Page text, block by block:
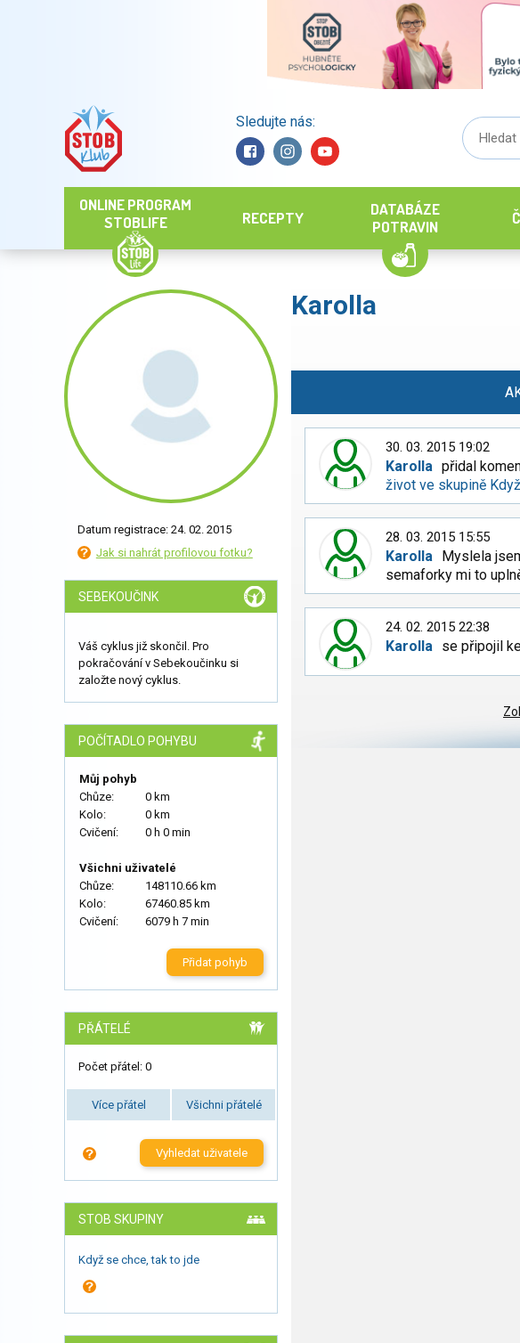
Sledujte nás:
ONLINE PROGRAM
STOBLIFE
RECEPTY
DATABÁZE
POTRAVIN
Datum registrace: 24. 02. 2015
Jak si nahrát profilovou fotku?
SEBEKOUČINK
Váš cyklus již skončil. Pro
pokračování v Sebekoučinku si
založte nový cyklus.
POČÍTADLO POHYBU
Můj pohyb
Chůze:
0 km
Kolo:
0 km
Cvičení:
0 h 0 min
Všichni uživatelé
Chůze:
148110.66 km
Kolo:
67460.85 km
Cvičení:
6079 h 7 min
Přidat pohyb
PŘÁTELÉ
Počet přátel: 0
Více přátel Všichni přátelé
Vyhledat uživatele
STOB SKUPINY
Když se chce, tak to jde
Karolla
30. 03. 2015 19:02
Karolla přidal
život ve skupině
28. 03. 2015 15:55
Karolla Myslela
semaforky mi to
24. 02. 2015 22:38
Karolla se připojil